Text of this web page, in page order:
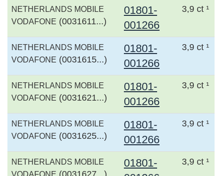
NETHERLANDS MOBILE
VODAFONE (0031611...)
01801-
001266
3,9 ct ¹
NETHERLANDS MOBILE
VODAFONE (0031615...)
01801-
001266
3,9 ct ¹
NETHERLANDS MOBILE
VODAFONE (0031621...)
01801-
001266
3,9 ct ¹
NETHERLANDS MOBILE
VODAFONE (0031625...)
01801-
001266
3,9 ct ¹
NETHERLANDS MOBILE
VODAFONE (0031627...)
01801-
3,9 ct ¹